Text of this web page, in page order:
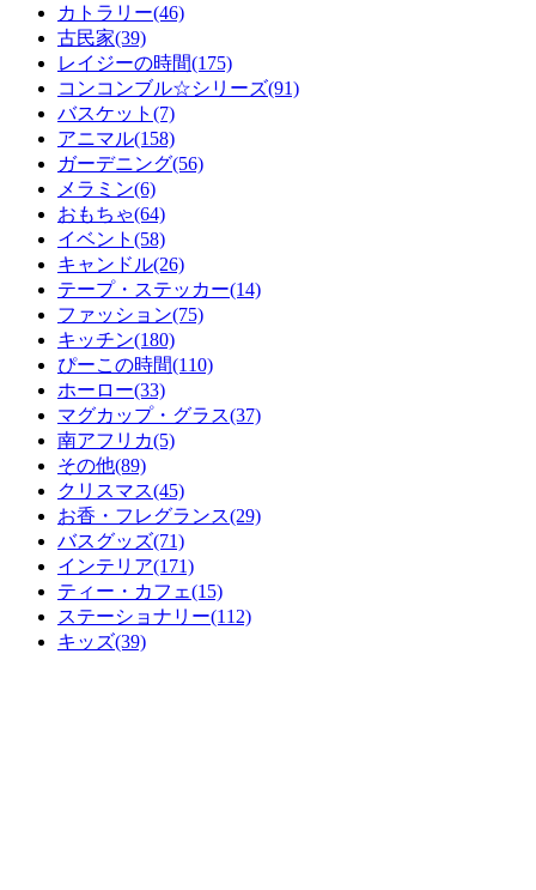
カトラリー(46)
古民家(39)
レイジーの時間(175)
コンコンブル☆シリーズ(91)
バスケット(7)
アニマル(158)
ガーデニング(56)
メラミン(6)
おもちゃ(64)
イベント(58)
キャンドル(26)
テープ・ステッカー(14)
ファッション(75)
キッチン(180)
ぴーこの時間(110)
ホーロー(33)
マグカップ・グラス(37)
南アフリカ(5)
その他(89)
クリスマス(45)
お香・フレグランス(29)
バスグッズ(71)
インテリア(171)
ティー・カフェ(15)
ステーショナリー(112)
キッズ(39)